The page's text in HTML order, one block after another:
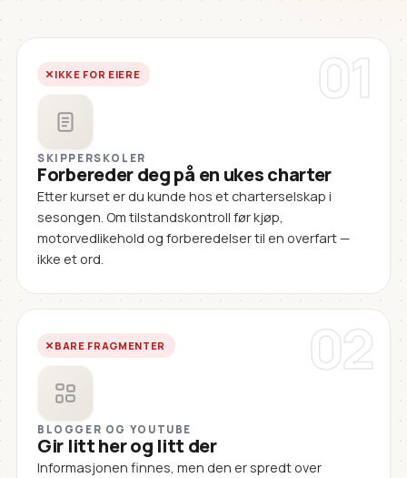
01
IKKE FOR EIERE
SKIPPERSKOLER
Forbereder deg på en ukes charter
Etter kurset er du kunde hos et charterselskap i
sesongen. Om tilstandskontroll før kjøp,
motorvedlikehold og forberedelser til en overfart —
ikke et ord.
02
BARE FRAGMENTER
BLOGGER OG YOUTUBE
Gir litt her og litt der
Informasjonen finnes, men den er spredt over